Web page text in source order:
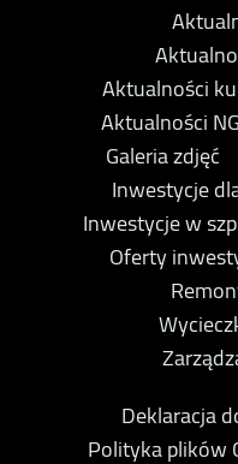
Aktualności
Aktualności
Galeria zdjęć
Inwestycje
Inwestycje w
Oferty
Deklaracja
Polityka plików